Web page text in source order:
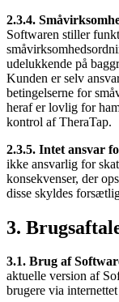
2.3.4.
Softwaren stiller
udelukkende på
Kunden er selv
betingelserne for
heraf er lovlig for
kontrol af TheraTap.
2.3.5. Intet ansvar
ikke ansvarlig for
konsekvenser, der
disse skyldes
3.
3.1. Brug af
aktuelle version af
brugere via